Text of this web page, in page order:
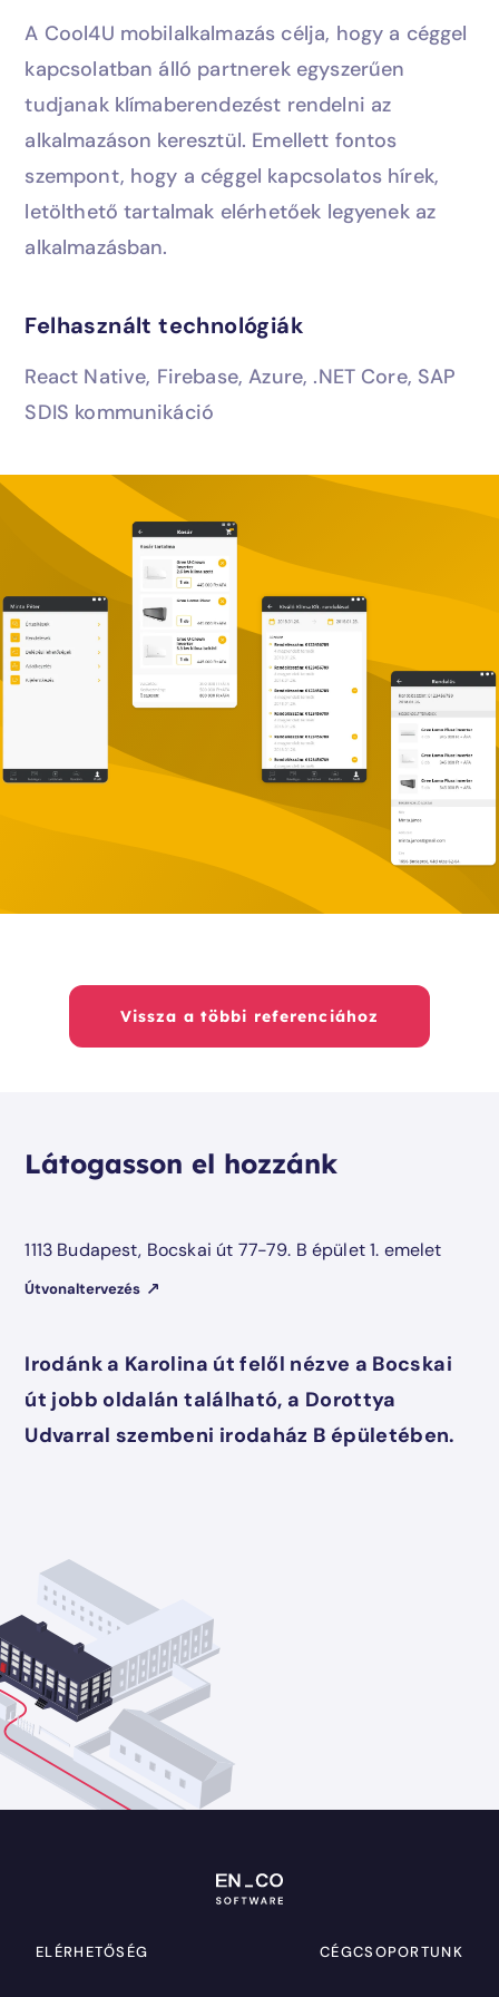
A Cool4U mobilalkalmazás célja, hogy a céggel
kapcsolatban álló partnerek egyszerűen
tudjanak klímaberendezést rendelni az
alkalmazáson keresztül. Emellett fontos
szempont, hogy a céggel kapcsolatos hírek,
letölthető tartalmak elérhetőek legyenek az
alkalmazásban.
Felhasznált technológiák
React Native, Firebase, Azure, .NET Core, SAP
SDIS kommunikáció
Vissza a többi referenciához
Látogasson el hozzánk
1113 Budapest, Bocskai út 77-79. B épület 1. emelet
Útvonaltervezés
Irodánk a Karolina út felől nézve a Bocskai
út jobb oldalán található, a Dorottya
Udvarral szembeni irodaház B épületében.
ELÉRHETŐSÉG CÉGCSOPORTUNK